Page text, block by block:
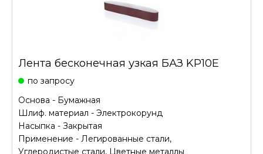
Лента бесконечная узкая БАЗ KP10E
по запросу
Основа - Бумажная
Шлиф. материал - Электрокорунд
Насыпка - Закрытая
Применение - Легированные стали,
Углеродистые стали, Цветные металлы